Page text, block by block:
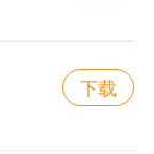
下载